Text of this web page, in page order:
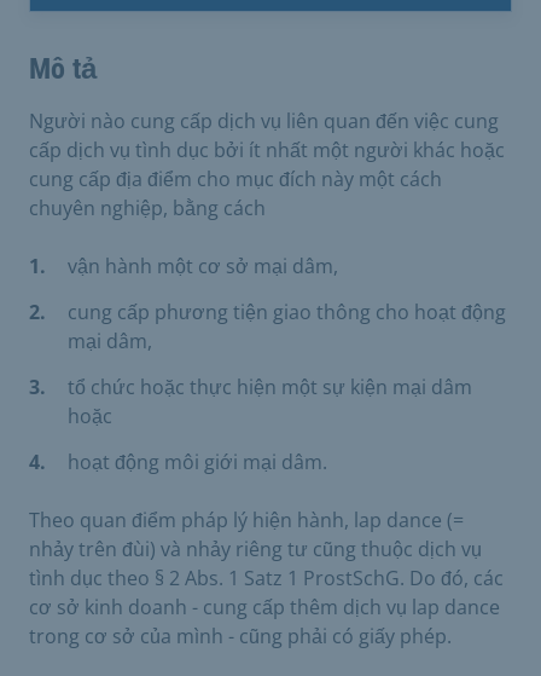
Mô tả
Người nào cung cấp dịch vụ liên quan đến việc cung
cấp dịch vụ tình dục bởi ít nhất một người khác hoặc
cung cấp địa điểm cho mục đích này một cách
chuyên nghiệp, bằng cách
vận hành một cơ sở mại dâm,
cung cấp phương tiện giao thông cho hoạt động
mại dâm,
tổ chức hoặc thực hiện một sự kiện mại dâm
hoặc
hoạt động môi giới mại dâm.
Theo quan điểm pháp lý hiện hành, lap dance (=
nhảy trên đùi) và nhảy riêng tư cũng thuộc dịch vụ
tình dục theo § 2 Abs. 1 Satz 1 ProstSchG. Do đó, các
cơ sở kinh doanh - cung cấp thêm dịch vụ lap dance
trong cơ sở của mình - cũng phải có giấy phép.